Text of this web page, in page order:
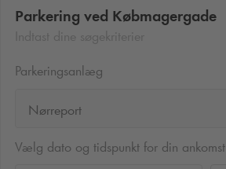
Parkering ved Købmagergade
Parkeringsanlæg
Nørreport
Vælg dato og tidspunkt for din ankomst